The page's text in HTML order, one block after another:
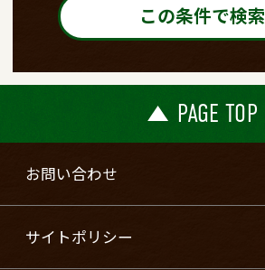
この条件で検索
PAGE TOP
お問い合わせ
サイトポリシー